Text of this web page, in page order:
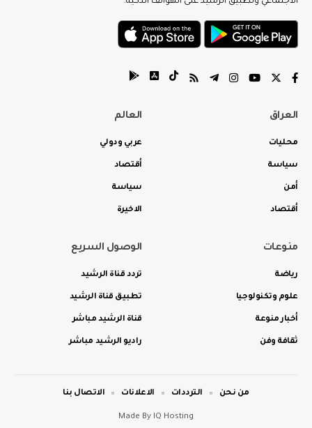
العراق
محليات
سياسة
أمن
أقتصاد
العالم
عربي ودولي
أقتصاد
سياسة
الاخيرة
منوعات
رياضة
علوم وتكنولوجيا
أخبار منوعة
ثقافة وفن
الوصول السريع
تردد قناة الرشيد
تطبيق قناة الرشيد
قناة الرشيد مباشر
راديو الرشيد مباشر
Made By IQ Hosting
من نحن الترددات الاعلانات الاتصال بنا